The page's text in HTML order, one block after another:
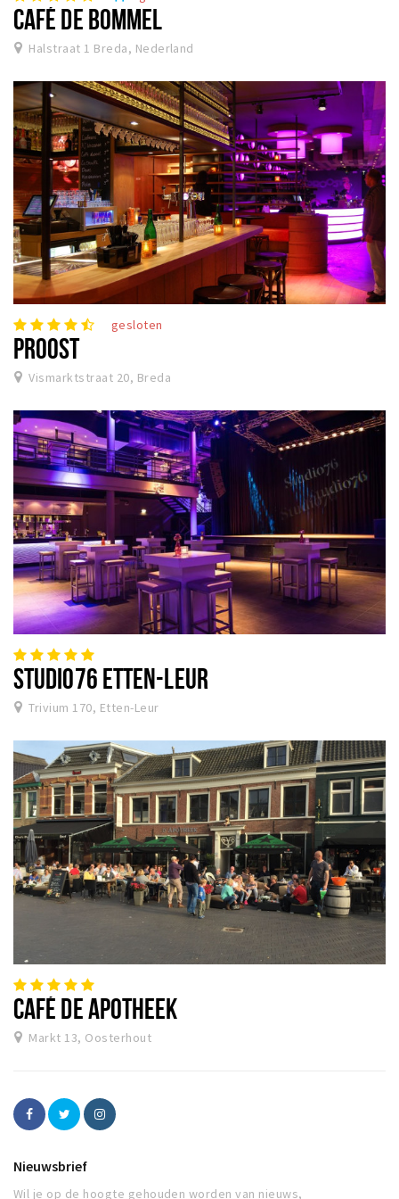
CAFÉ DE BOMMEL
Halstraat 1 Breda, Nederland
gesloten
PROOST
Vismarktstraat 20, Breda
STUDIO76 ETTEN-LEUR
Trivium 170, Etten-Leur
CAFÉ DE APOTHEEK
Markt 13, Oosterhout
Nieuwsbrief
Wil je op de hoogte gehouden worden van nieuws,